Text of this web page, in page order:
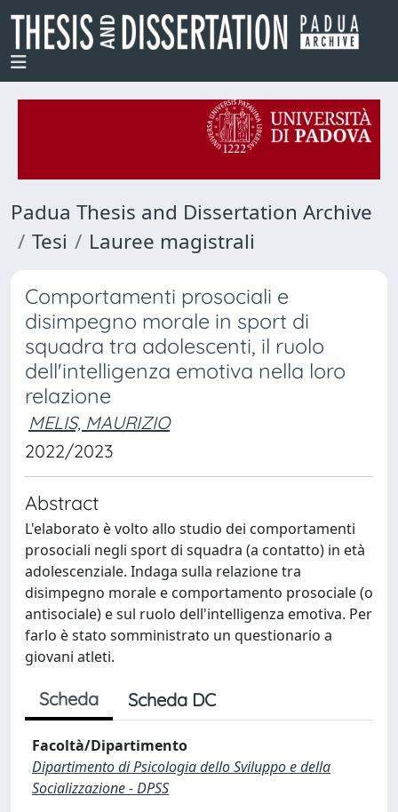
Padua Thesis and Dissertation Archive
Tesi
Lauree magistrali
Comportamenti prosociali e
disimpegno morale in sport di
squadra tra adolescenti, il ruolo
dell'intelligenza emotiva nella loro
relazione
MELIS, MAURIZIO
2022/2023
Abstract
L'elaborato è volto allo studio dei comportamenti
prosociali negli sport di squadra (a contatto) in età
adolescenziale. Indaga sulla relazione tra
disimpegno morale e comportamento prosociale (o
antisociale) e sul ruolo dell'intelligenza emotiva. Per
farlo è stato somministrato un questionario a
giovani atleti.
Scheda Scheda DC
Facoltà/Dipartimento
Dipartimento di Psicologia dello Sviluppo e della
Socializzazione - DPSS